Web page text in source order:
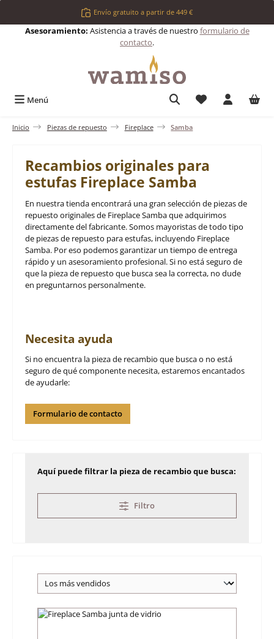
Saltar al contenido principalEnvío gratuito a partir de 449 €
Asesoramiento: Asistencia a través de nuestro formulario de
contacto.
Menú Tienes 0
Inicio Piezas de repuesto Fireplace Samba
Recambios originales para
estufas Fireplace Samba
En nuestra tienda encontrará una gran selección de piezas de
repuesto originales de Fireplace Samba que adquirimos
directamente del fabricante. Somos mayoristas de todo tipo
de piezas de repuesto para estufas, incluyendo Fireplace
Samba. Por eso podemos garantizar un tiempo de entrega
rápido y un asesoramiento profesional. Si no está seguro de
que la pieza de repuesto que busca sea la correcta, no dude
en preguntarnos personalmente.
Necesita ayuda
Si no encuentra la pieza de recambio que busca o no está
seguro de qué componente necesita, estaremos encantados
de ayudarle:
Formulario de contacto
Aquí puede filtrar la pieza de recambio que busca:
Filtro